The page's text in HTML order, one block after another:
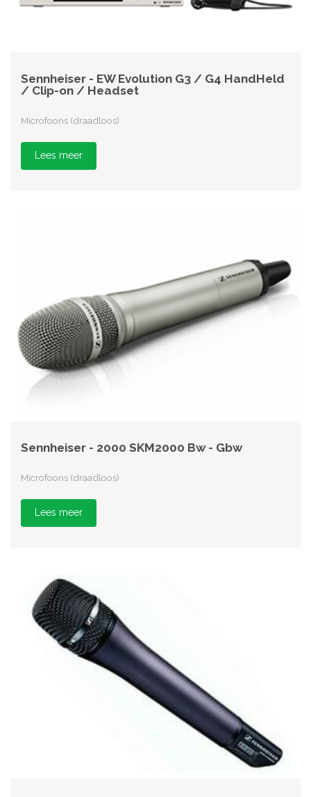
Sennheiser - EW Evolution G3 / G4 HandHeld
/ Clip-on / Headset
Microfoons (draadloos)
Lees meer
Sennheiser - 2000 SKM2000 Bw - Gbw
Microfoons (draadloos)
Lees meer